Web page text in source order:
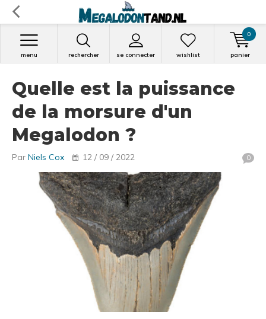
rechercher se connecter
menu wishlist panier
0
Quelle est la puissance
de la morsure d'un
Megalodon ?
Par Niels Cox 12 / 09 / 2022 0